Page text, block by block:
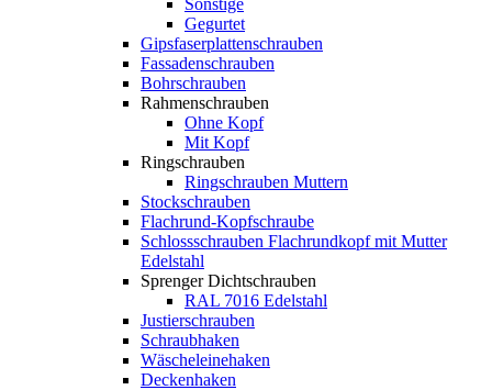
Sonstige
Gegurtet
Gipsfaserplattenschrauben
Fassadenschrauben
Bohrschrauben
Rahmenschrauben
Ohne Kopf
Mit Kopf
Ringschrauben
Ringschrauben Muttern
Stockschrauben
Flachrund-Kopfschraube
Schlossschrauben Flachrundkopf mit Mutter
Edelstahl
Sprenger Dichtschrauben
RAL 7016 Edelstahl
Justierschrauben
Schraubhaken
Wäscheleinehaken
Deckenhaken